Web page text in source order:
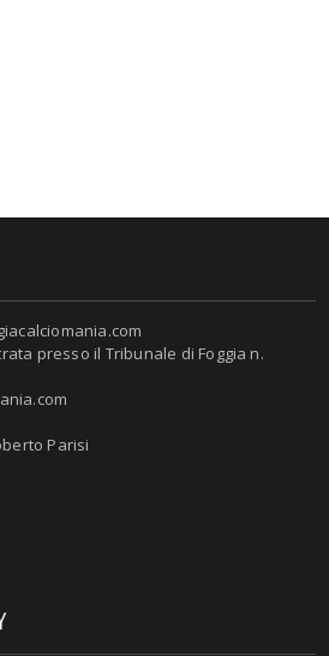
presso il Tribunale di Foggia n.
Parisi